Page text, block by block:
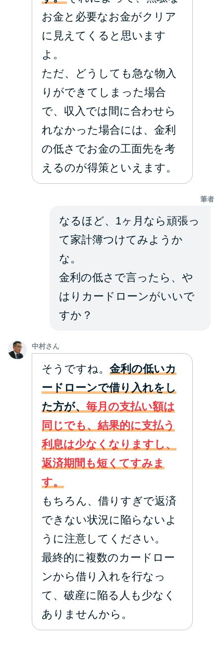
お金と必要なお金がクリア
に見えてくると思います
よ。
ただ、どうしても急な物入
りができてしまった場合
で、収入では間に合わせら
れなかった場合には、金利
の低さでお金の工面先を考
えるのが得策といえます。
筆者
なるほど、1ヶ月なら頑張っ
て家計簿つけてみようか
な。
金利の低さで言ったら、や
はりカードローンがいいで
すか？
中村さん
そうですね。 金利の低いカ
ードローンで借り入れをし
た方が、 毎月の支払い額は
同じでも、結果的に支払う
利息は少なくなりますし、
返済期間も短くてすみま
す。
もちろん、借りすぎで返済
できない状況に陥らないよ
うに注意してください。
最終的に複数のカードロー
ンから借り入れを行なっ
て、破産に陥る人も少なく
ありませんから。